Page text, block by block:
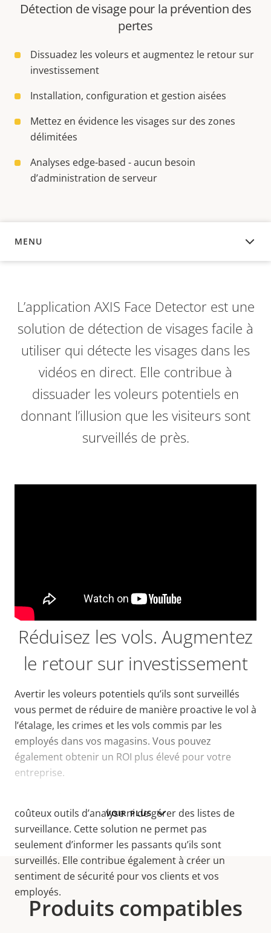
Détection de visage pour la prévention des
pertes
Dissuadez les voleurs et augmentez le retour sur
investissement
Installation, configuration et gestion aisées
Mettez en évidence les visages sur des zones
délimitées
Analyses edge-based - aucun besoin
d’administration de serveur
MENU
APERÇU
VOIR PLUS
L’application AXIS Face Detector est une
solution de détection de visages facile à
utiliser qui détecte les visages dans les
vidéos en direct. Elle contribue à
dissuader les voleurs potentiels en
donnant l’illusion que les visiteurs sont
surveillés de près.
Réduisez les vols. Augmentez
le retour sur investissement
Avertir les voleurs potentiels qu’ils sont surveillés
vous permet de réduire de manière proactive le vol à
l’étalage, les crimes et les vols commis par les
employés dans vos magasins. Vous pouvez
également obtenir un ROI plus élevé pour votre
entreprise.
coûteux outils d’analyse ni de gérer des listes de
surveillance. Cette solution ne permet pas
seulement d’informer les passants qu’ils sont
surveillés. Elle contribue également à créer un
sentiment de sécurité pour vos clients et vos
employés.
Produits compatibles